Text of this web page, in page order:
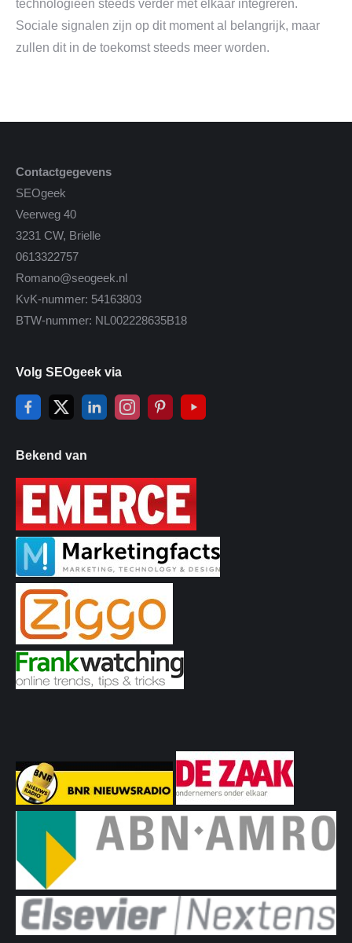
technologieën steeds verder met elkaar integreren.
Sociale signalen zijn op dit moment al belangrijk, maar
zullen dit in de toekomst steeds meer worden.
Contactgegevens
SEOgeek
Veerweg 40
3231 CW, Brielle
0613322757
Romano@seogeek.nl
KvK-nummer: 54163803
BTW-nummer: NL002228635B18
Volg SEOgeek via
Bekend van